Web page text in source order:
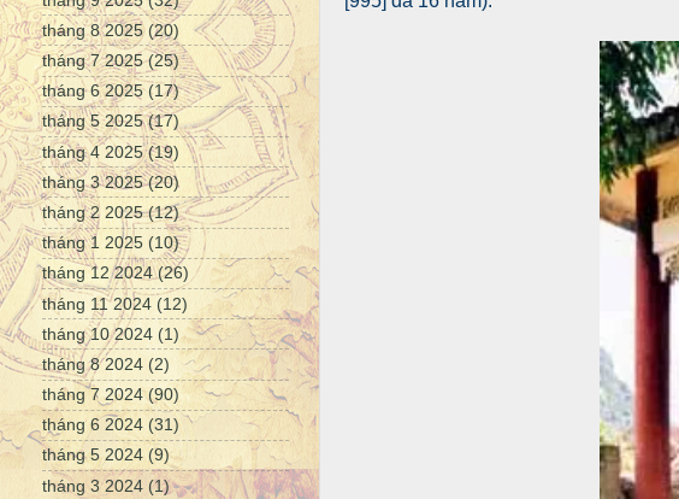
tháng 8 2025(20)
tháng 7 2025(25)
tháng 6 2025(17)
tháng 5 2025(17)
tháng 4 2025(19)
tháng 3 2025(20)
tháng 2 2025(12)
tháng 1 2025 (10)
tháng 12 2024(26)
tháng 11 2024 (12)
tháng 10 2024 (1)
tháng 8 2024 (2)
tháng 7 2024(90)
tháng 6 2024 (31)
tháng 5 2024 (9)
tháng 3 2024 (1)